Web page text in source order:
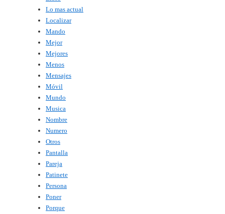
Lo mas actual
Localizar
Mando
Mejor
Mejores
Menos
Mensajes
Móvil
Mundo
Musica
Nombre
Numero
Otros
Pantalla
Pareja
Patinete
Persona
Poner
Porque